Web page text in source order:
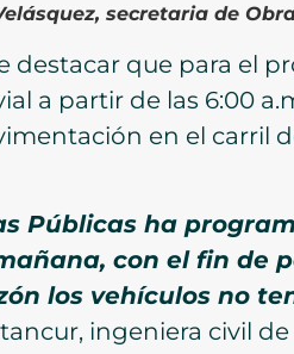
secretaria de
destacar que para el
a partir de las 6:00
en el carril
Públicas ha
con el fin de
los vehículos no
ingeniera civil